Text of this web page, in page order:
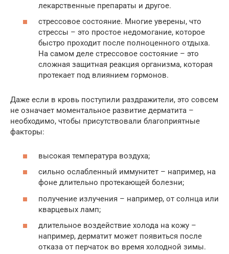
лекарственные препараты и другое.
стрессовое состояние. Многие уверены, что
стрессы – это простое недомогание, которое
быстро проходит после полноценного отдыха.
На самом деле стрессовое состояние – это
сложная защитная реакция организма, которая
протекает под влиянием гормонов.
Даже если в кровь поступили раздражители, это совсем
не означает моментальное развитие дерматита –
необходимо, чтобы присутствовали благоприятные
факторы:
высокая температура воздуха;
сильно ослабленный иммунитет – например, на
фоне длительно протекающей болезни;
получение излучения – например, от солнца или
кварцевых ламп;
длительное воздействие холода на кожу –
например, дерматит может появиться после
отказа от перчаток во время холодной зимы.